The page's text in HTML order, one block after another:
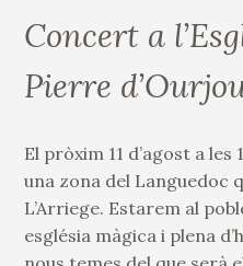
Concert a
Pierre
El pròxim 11 d’agost a
una zona del Languedoc
L’Arriege. Estarem al
església màgica i plena